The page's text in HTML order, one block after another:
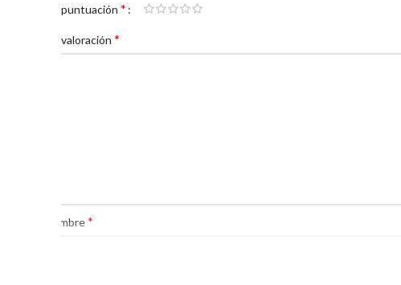
Tu puntuación *
Tu valoración *
Nombre*